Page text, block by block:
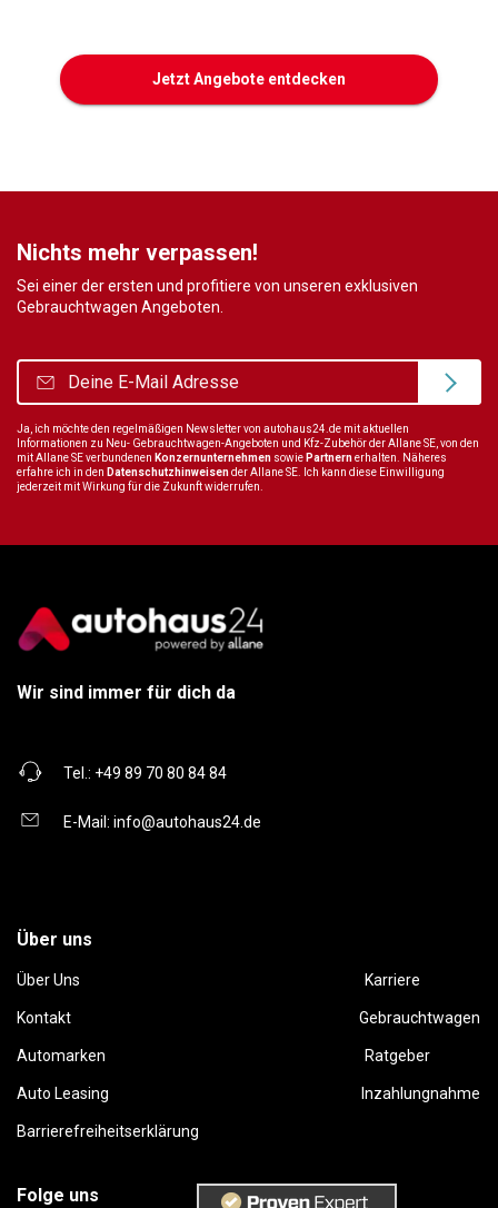
Jetzt Angebote entdecken
Nichts mehr verpassen!
Sei einer der ersten und profitiere von unseren exklusiven
Gebrauchtwagen Angeboten.
Ja, ich möchte den regelmäßigen Newsletter von autohaus24.de mit aktuellen
Informationen zu Neu- Gebrauchtwagen-Angeboten und Kfz-Zubehör der Allane SE, von den
mit Allane SE verbundenen Konzernunternehmen sowie Partnernerhalten. Näheres
erfahre ich in den Datenschutzhinweisender Allane SE. Ich kann diese Einwilligung
jederzeit mit Wirkung für die Zukunft widerrufen.
Wir sind immer für dich da
Tel.: +49 89 70 80 84 84
E-Mail: info@autohaus24.de
Über uns
Über Uns Karriere
Kontakt Gebrauchtwagen
Automarken Ratgeber
Auto Leasing Inzahlungnahme
Barrierefreiheitserklärung
Folge uns